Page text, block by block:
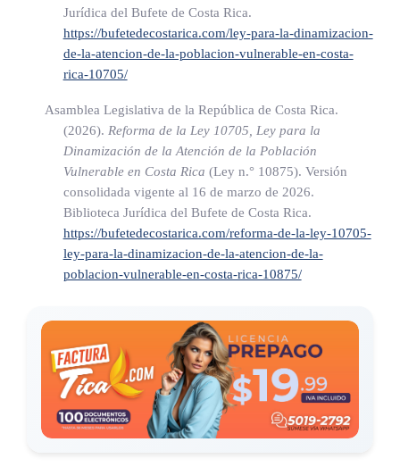
por ciento (33%) de los recursos que Fodesaf recaude por
concepto del recargo del cinco por ciento (5%)
establecido en el inciso b) del artículo 15 de esta ley y sus
(Así adicionado el inciso anterior por el artículo 1° de la ley
N° 9002 del 31 de octubre de 2011)
n) Se destinará al Ministerio de Educación Pública (MEP) el
cero coma cuarenta y tres por ciento (0,43 %) de los
presupuestos ordinarios y extraordinarios de Fodesaf y de
sus modificaciones presupuestarias, para el otorgamiento
N° 9002 del 31 de octubre de 2011)
(Así reformado el inciso anterior por el artículo único de la
Ley para mantener los recursos destinados a financiar la
construcción y el equipamiento de la Torre de la Esperanza
Jurídica del Bufete de Costa Rica.
https://bufetedecostarica.com/ley-para-la-dinamizacion-
de-la-atencion-de-la-poblacion-vulnerable-en-costa-
rica-10705/
Asamblea Legislativa de la República de Costa Rica.
(2026). Reforma de la Ley 10705, Ley para la
Dinamización de la Atención de la Población
Vulnerable en Costa Rica (Ley n.° 10875). Versión
consolidada vigente al 16 de marzo de 2026.
Biblioteca Jurídica del Bufete de Costa Rica.
https://bufetedecostarica.com/reforma-de-la-ley-10705-
ley-para-la-dinamizacion-de-la-atencion-de-la-
poblacion-vulnerable-en-costa-rica-10875/